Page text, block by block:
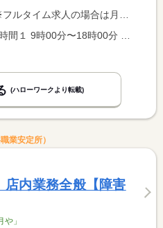
算額）、パート求人の場合は時間額を表示しています。
(ハローワークより転載)
業安定所）
内業務全般【障害
」